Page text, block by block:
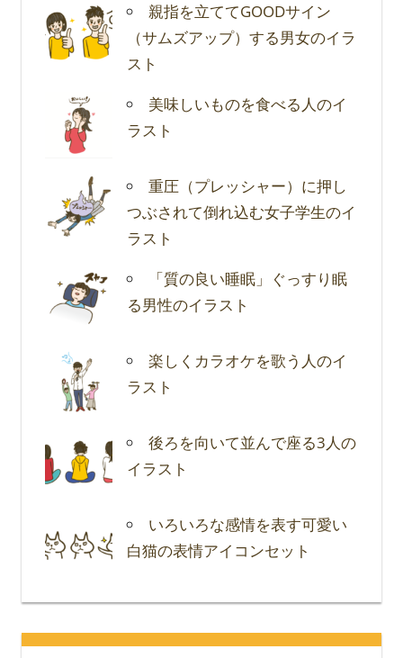
親指を立ててGOODサイン
（サムズアップ）する男女のイラ
スト
美味しいものを食べる人のイ
ラスト
重圧（プレッシャー）に押し
つぶされて倒れ込む女子学生のイ
ラスト
「質の良い睡眠」ぐっすり眠
る男性のイラスト
楽しくカラオケを歌う人のイ
ラスト
後ろを向いて並んで座る3人の
イラスト
いろいろな感情を表す可愛い
白猫の表情アイコンセット